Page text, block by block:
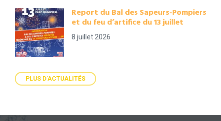
Report du Bal des Sapeurs-Pompiers
et du feu d’artifice du 13 juillet
8 juillet 2026
PLUS D'ACTUALITÉS